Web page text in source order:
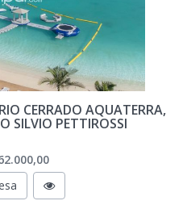
CERRADO AQUATERRA,
SILVIO PETTIROSSI